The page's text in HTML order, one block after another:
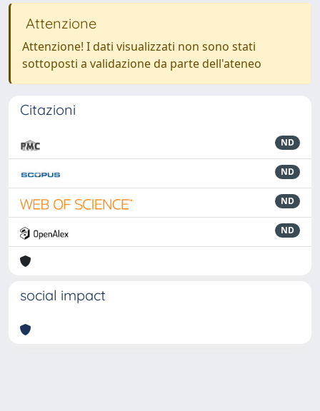
Attenzione
Attenzione! I dati visualizzati non sono stati
sottoposti a validazione da parte dell'ateneo
Citazioni
ND
ND
ND
ND
social impact